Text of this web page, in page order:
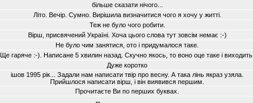
бiльше сказати нiчого...
Лiто. Вечiр. Сумно. Вирiшила визначитися чого я хочу у життi.
Теж не було чого робити.
Вiрш, присвячений Українi. Хоча цього слова тут зовсiм немає :-)
Не було чим занятися, ото i придумалося таке.
Ще гаряче :-). Написане 5 хвилин назад. Скучно якось, то воно оце таке i виходить.
Дуже коротко
iшов 1995 рiк... Задали нам написати твiр про весну. А така лiнь якраз узяла.
Прийшлося написати вiрш, i вiн виявився першим.
Прочитаєте Ви по перших буквах.